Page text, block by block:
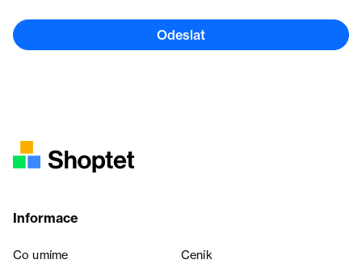
Odeslat
Informace
Co umíme
Ceník